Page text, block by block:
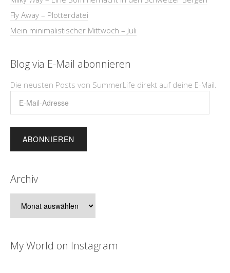
Fly Away – Plotterdatei
Mein minimalistischer Mittwoch – Juli
Blog via E-Mail abonnieren
Die neusten Posts von SummerLife direkt auf deine E-Mail.
Archiv
My World on Instagram